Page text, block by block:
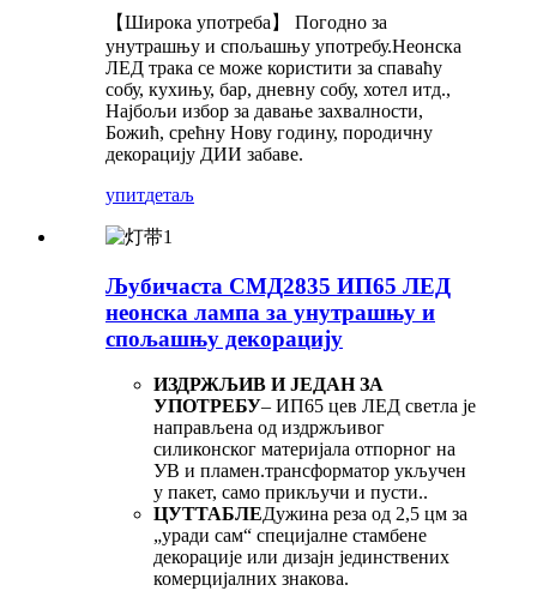
【Широка употреба】 Погодно за
унутрашњу и спољашњу употребу.Неонска
ЛЕД трака се може користити за спаваћу
собу, кухињу, бар, дневну собу, хотел итд.,
Најбољи избор за давање захвалности,
Божић, срећну Нову годину, породичну
декорацију ДИИ забаве.
упитдетаљ
Љубичаста СМД2835 ИП65 ЛЕД
неонска лампа за унутрашњу и
спољашњу декорацију
ИЗДРЖЉИВ И ЈЕДАН ЗА
УПОТРЕБУ– ИП65 цев ЛЕД светла је
направљена од издржљивог
силиконског материјала отпорног на
УВ и пламен.трансформатор укључен
у пакет, само прикључи и пусти..
ЦУТТАБЛЕДужина реза од 2,5 цм за
„уради сам“ специјалне стамбене
декорације или дизајн јединствених
комерцијалних знакова.